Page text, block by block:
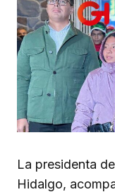
La presidenta
Hidalgo,